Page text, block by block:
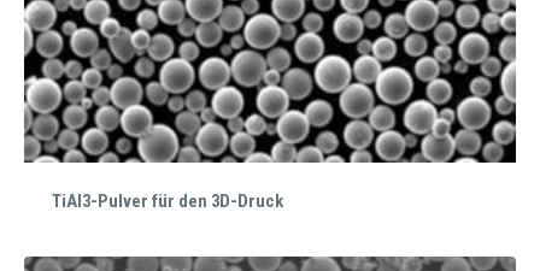
TiAl3-Pulver für den 3D-Druck